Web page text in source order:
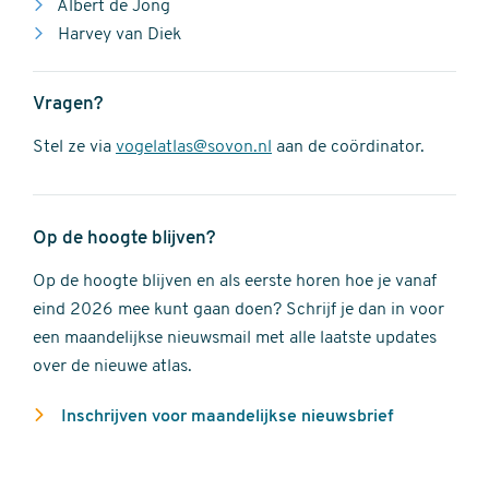
Albert de Jong
Harvey van Diek
Vragen?
Stel ze via vogelatlas@sovon.nl aan de coördinator.
Op de hoogte blijven?
Op de hoogte blijven en als eerste horen hoe je vanaf
eind 2026 mee kunt gaan doen? Schrijf je dan in voor
een maandelijkse nieuwsmail met alle laatste updates
over de nieuwe atlas.
Inschrijven voor maandelijkse nieuwsbrief